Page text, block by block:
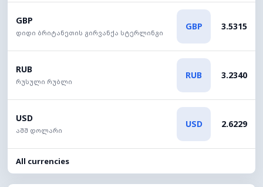
GBP
დიდი ბრიტანეთის გირვანქა სტერლინგი
GBP 3.5315
RUB
რუსული რუბლი
RUB 3.2340
USD
აშშ დოლარი
USD 2.6229
All currencies